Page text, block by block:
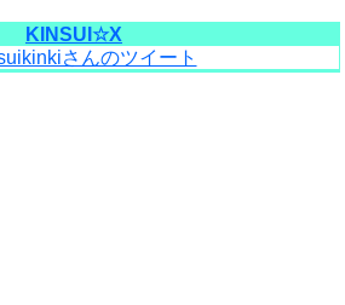
KINSUI☆X
さんのツイート